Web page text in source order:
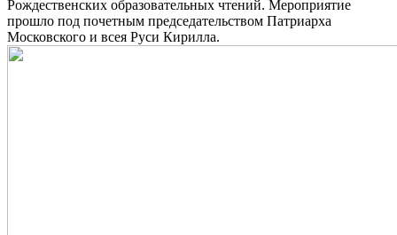
Рождественских образовательных чтений. Мероприятие
прошло под почетным председательством Патриарха
Московского и всея Руси Кирилла.